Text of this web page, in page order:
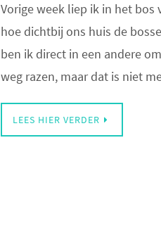
Vorige week liep ik in het bos
hoe dichtbij ons huis de
ben ik direct in een andere
weg razen, maar dat is niet
LEES HIER VERDER